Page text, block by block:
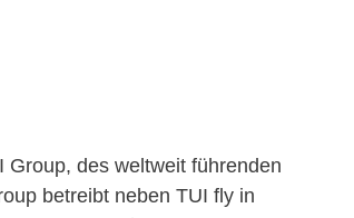
des weltweit führenden
betreibt neben TUI fly in